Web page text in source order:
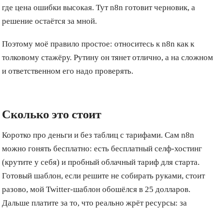
где цена ошибки высокая. Тут n8n готовит черновик, а
решение остаётся за мной.
Поэтому моё правило простое: относитесь к n8n как к
толковому стажёру. Рутину он тянет отлично, а на сложном
и ответственном его надо проверять.
Сколько это стоит
Коротко про деньги и без таблиц с тарифами. Сам n8n
можно гонять бесплатно: есть бесплатный селф-хостинг
(крутите у себя) и пробный облачный тариф для старта.
Готовый шаблон, если решите не собирать руками, стоит
разово, мой Twitter-шаблон обошёлся в 25 долларов.
Дальше платите за то, что реально жрёт ресурсы: за